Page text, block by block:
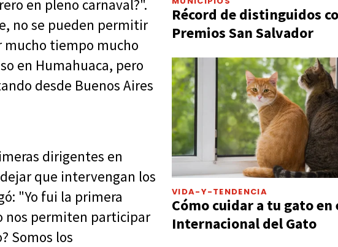
en pleno carnaval?".
no se pueden permitir
mucho tiempo mucho
en Humahuaca, pero
desde Buenos Aires
dirigentes en
que intervengan los
"Yo fui la primera
nos permiten participar
Somos los
Récord de distinguidos
Premios San Salvador
VIDA-Y-TENDENCIA
Cómo cuidar a tu gato en
Internacional del Gato